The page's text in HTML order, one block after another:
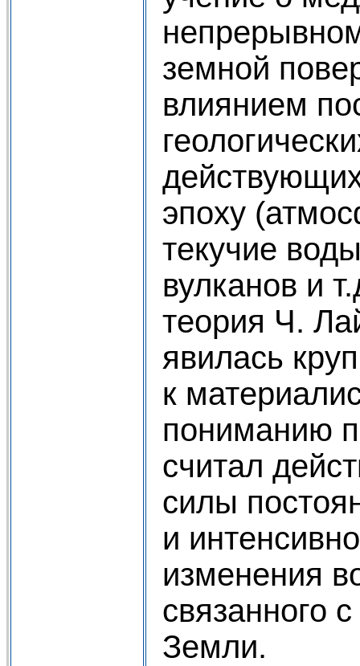
земной
влиянием
эпоху
текучие
вулканов и
теория Ч.
явилась
к
пониманию
считал
силы
и
изменения
связанного
Земли.